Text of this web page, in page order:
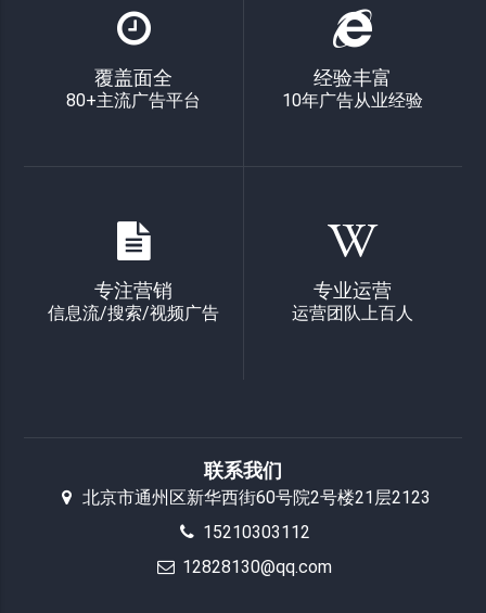
覆盖面全
80+主流广告平台
经验丰富
10年广告从业经验
专注营销
信息流/搜索/视频广告
专业运营
运营团队上百人
联系我们
北京市通州区新华西街60号院2号楼21层2123
15210303112
12828130@qq.com